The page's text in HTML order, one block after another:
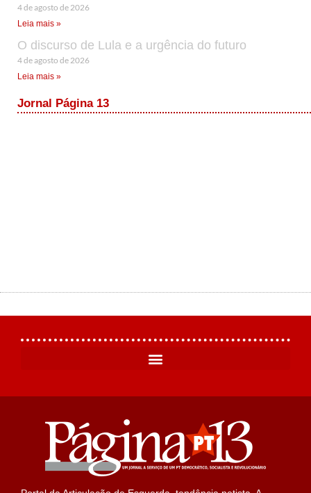
4 de agosto de 2026
Leia mais »
O discurso de Lula e a urgência do futuro
4 de agosto de 2026
Leia mais »
Jornal Página 13